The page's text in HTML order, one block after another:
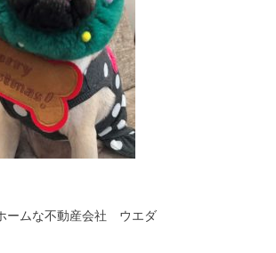
ームな不動産会社 ウエダ